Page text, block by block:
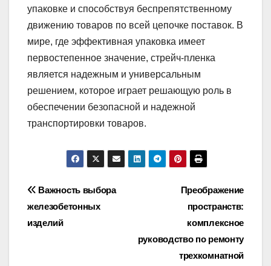
упаковке и способствуя беспрепятственному
движению товаров по всей цепочке поставок. В
мире, где эффективная упаковка имеет
первостепенное значение, стрейч-пленка
является надежным и универсальным
решением, которое играет решающую роль в
обеспечении безопасной и надежной
транспортировки товаров.
Навигация
по
Преображение
пространств:
комплексное
руководство по ремонту
трехкомнатной
Важность выбора
железобетонных
изделий